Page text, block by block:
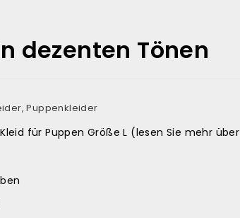
dezenten Tönen
,Puppenkleider
für Puppen Größe L (lesen Sie mehr über